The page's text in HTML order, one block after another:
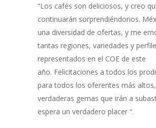
“Los cafés son deliciosos, y creo
continuarán sorprendiéndonos.
una diversidad de ofertas, y me
tantas regiones, variedades y
representados en el COE de este
año. Felicitaciones a todos los
para todos los oferentes más
verdaderas gemas que irán a
espera un verdadero placer “.